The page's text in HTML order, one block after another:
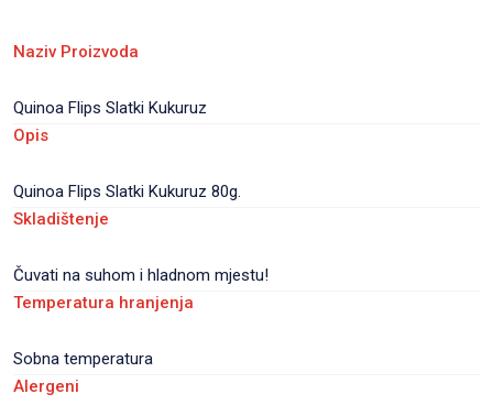
Naziv Proizvoda
Quinoa Flips Slatki Kukuruz
Opis
Quinoa Flips Slatki Kukuruz 80g.
Skladištenje
Čuvati na suhom i hladnom mjestu!
Temperatura hranjenja
Sobna temperatura
Alergeni